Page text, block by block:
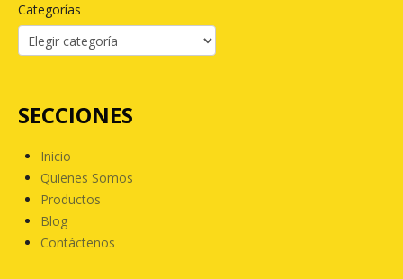
Categorías
SECCIONES
Inicio
Quienes Somos
Productos
Blog
Contáctenos